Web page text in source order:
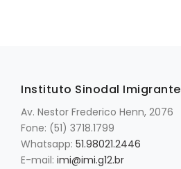
Instituto Sinodal Imigrante
Av. Nestor Frederico Henn, 2076
Fone: (51) 3718.1799
Whatsapp: 51.98021.2446
E-mail: imi@imi.g12.br